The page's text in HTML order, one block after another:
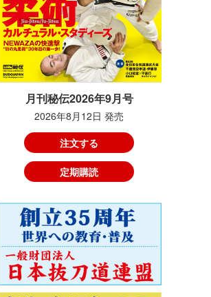
月刊秘伝2026年9月号
2026年8月12日 発売
注文する
定期購読